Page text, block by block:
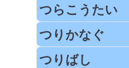
つらこうたい
つりかなぐ
つりばし